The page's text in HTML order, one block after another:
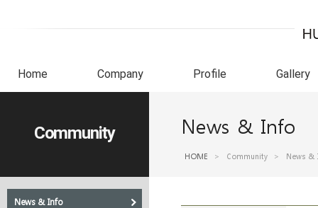
Home Company Profile Gallery
Community
News & Info
News & Info
HOME > Community > News &